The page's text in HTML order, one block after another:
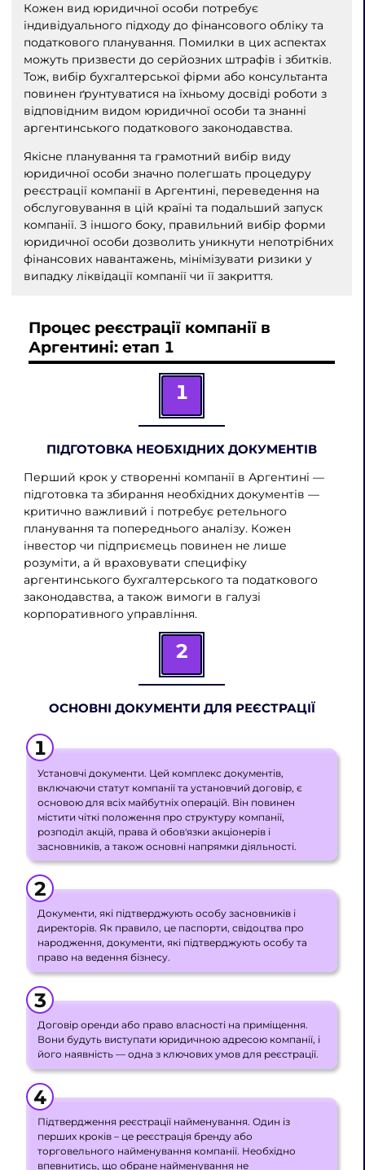
Кожен вид юридичної особи потребує
індивідуального підходу до фінансового обліку та
податкового планування. Помилки в цих аспектах
можуть призвести до серйозних штрафів і збитків.
Тож, вибір бухгалтерської фірми або консультанта
повинен ґрунтуватися на їхньому досвіді роботи з
відповідним видом юридичної особи та знанні
аргентинського податкового законодавства.
Якісне планування та грамотний вибір виду
юридичної особи значно полегшать процедуру
реєстрації компанії в Аргентині, переведення на
обслуговування в цій країні та подальший запуск
компанії. З іншого боку, правильний вибір форми
юридичної особи дозволить уникнути непотрібних
фінансових навантажень, мінімізувати ризики у
випадку ліквідації компанії чи її закриття.
Процес реєстрації компанії в
Аргентині: етап 1
1
ПІДГОТОВКА НЕОБХІДНИХ ДОКУМЕНТІВ
Перший крок у створенні компанії в Аргентині —
підготовка та збирання необхідних документів —
критично важливий і потребує ретельного
планування та попереднього аналізу. Кожен
інвестор чи підприємець повинен не лише
розуміти, а й враховувати специфіку
аргентинського бухгалтерського та податкового
законодавства, а також вимоги в галузі
корпоративного управління.
2
ОСНОВНІ ДОКУМЕНТИ ДЛЯ РЕЄСТРАЦІЇ
Установчі документи. Цей комплекс документів,
включаючи статут компанії та установчий договір, є
основою для всіх майбутніх операцій. Він повинен
містити чіткі положення про структуру компанії,
розподіл акцій, права й обов'язки акціонерів і
засновників, а також основні напрямки діяльності.
Документи, які підтверджують особу засновників і
директорів. Як правило, це паспорти, свідоцтва про
народження, документи, які підтверджують особу та
право на ведення бізнесу.
Договір оренди або право власності на приміщення.
Вони будуть виступати юридичною адресою компанії, і
його наявність — одна з ключових умов для реєстрації.
Підтвердження реєстрації найменування. Один із
перших кроків – це реєстрація бренду або
торговельного найменування компанії. Необхідно
впевнитись, що обране найменування не